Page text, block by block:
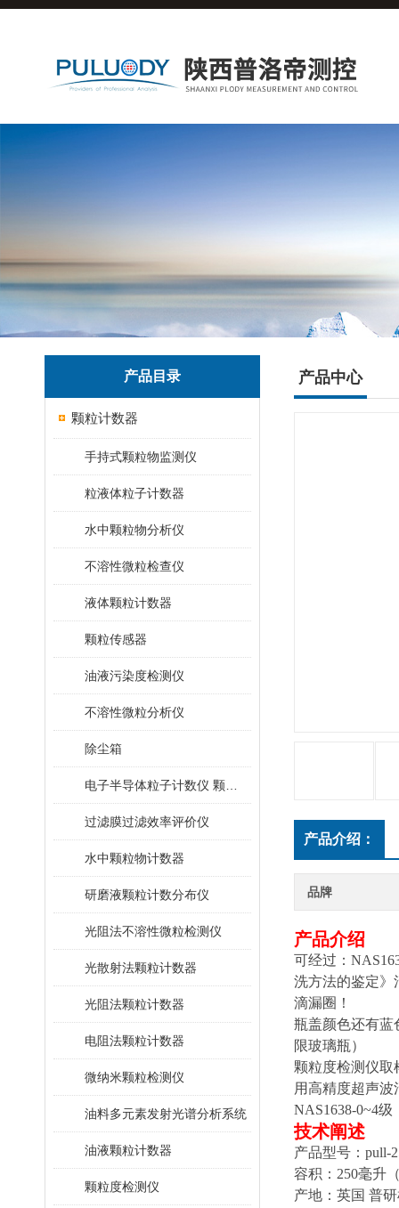
产品目录
颗粒计数器
手持式颗粒物监测仪
粒液体粒子计数器
水中颗粒物分析仪
不溶性微粒检查仪
液体颗粒计数器
颗粒传感器
油液污染度检测仪
不溶性微粒分析仪
除尘箱
过滤膜过滤效率评价仪
水中颗粒物计数器
研磨液颗粒计数分布仪
光阻法不溶性微粒检测仪
光散射法颗粒计数器
光阻法颗粒计数器
电阻法颗粒计数器
微纳米颗粒检测仪
油料多元素发射光谱分析系统
油液颗粒计数器
颗粒度检测仪
产品中心
产品介绍：
品牌
产品介绍
可经过：
洗方法的鉴定》
滴漏圈！
瓶盖颜色还有蓝
限玻璃瓶）
颗粒度检测仪
用高精度超声
NAS1638-0~4
技术阐述
产品型号：pull-
容积：250毫升
产地：英国 普